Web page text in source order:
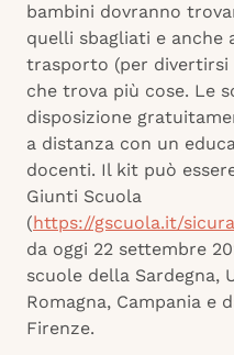
bambini dovranno
quelli sbagliati e anche
trasporto (per divertirsi
che trova più cose. Le
disposizione
a distanza con un
docenti. Il kit può
Giunti Scuola
(https://gscuola.it/
da oggi 22 settembre
scuole della Sardegna,
Romagna, Campania
Firenze.